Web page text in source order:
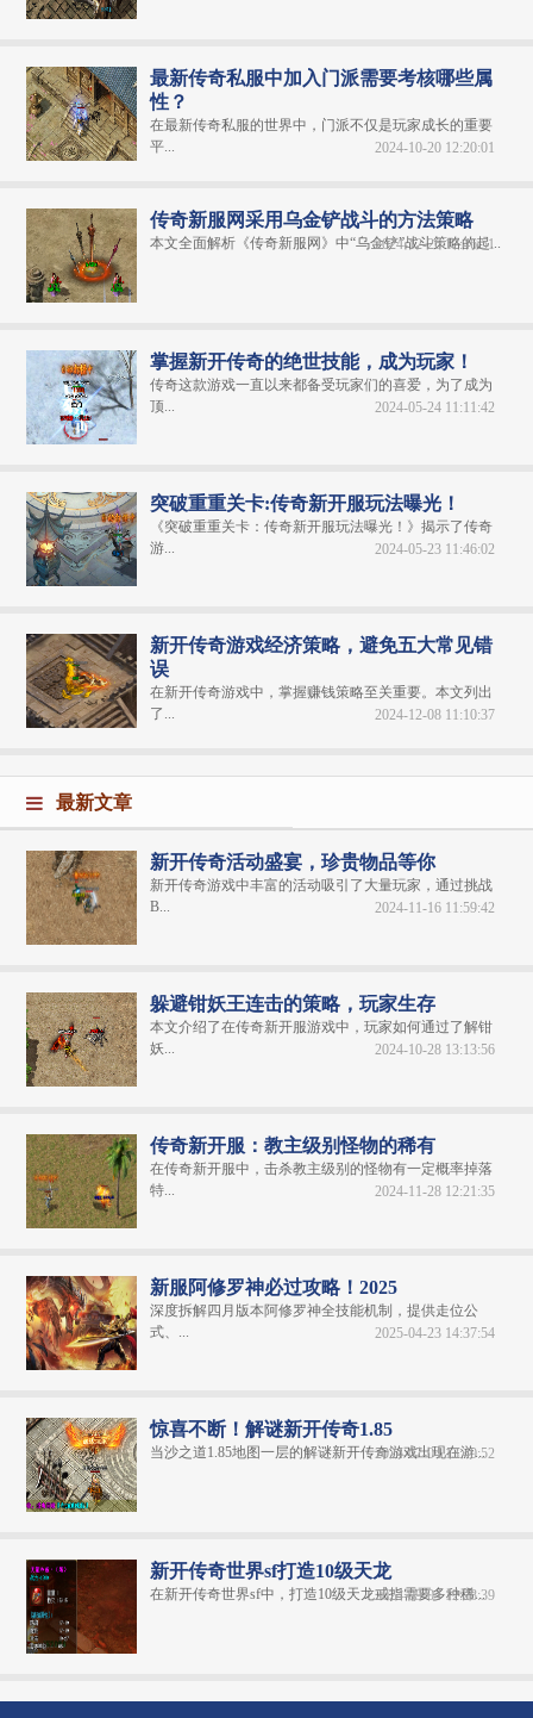
最新传奇私服中加入门派需要考核哪些属
性？
在最新传奇私服的世界中，门派不仅是玩家成长的重要
平...
2024-10-20 12:20:01
传奇新服网采用乌金铲战斗的方法策略
本文全面解析《传奇新服网》中“乌金铲”战斗策略的起...
2024-12-26 12:46:51
掌握新开传奇的绝世技能，成为玩家！
传奇这款游戏一直以来都备受玩家们的喜爱，为了成为
顶...
2024-05-24 11:11:42
突破重重关卡:传奇新开服玩法曝光！
《突破重重关卡：传奇新开服玩法曝光！》揭示了传奇
游...
2024-05-23 11:46:02
新开传奇游戏经济策略，避免五大常见错
误
在新开传奇游戏中，掌握赚钱策略至关重要。本文列出
了...
2024-12-08 11:10:37
最新文章
新开传奇活动盛宴，珍贵物品等你
新开传奇游戏中丰富的活动吸引了大量玩家，通过挑战
B...
2024-11-16 11:59:42
躲避钳妖王连击的策略，玩家生存
本文介绍了在传奇新开服游戏中，玩家如何通过了解钳
妖...
2024-10-28 13:13:56
传奇新开服：教主级别怪物的稀有
在传奇新开服中，击杀教主级别的怪物有一定概率掉落
特...
2024-11-28 12:21:35
新服阿修罗神必过攻略！2025
深度拆解四月版本阿修罗神全技能机制，提供走位公
式、...
2025-04-23 14:37:54
惊喜不断！解谜新开传奇1.85
当沙之道1.85地图一层的解谜新开传奇游戏出现在游...
2024-07-04 13:40:52
新开传奇世界sf打造10级天龙
在新开传奇世界sf中，打造10级天龙戒指需要多种稀...
2024-09-04 12:28:39